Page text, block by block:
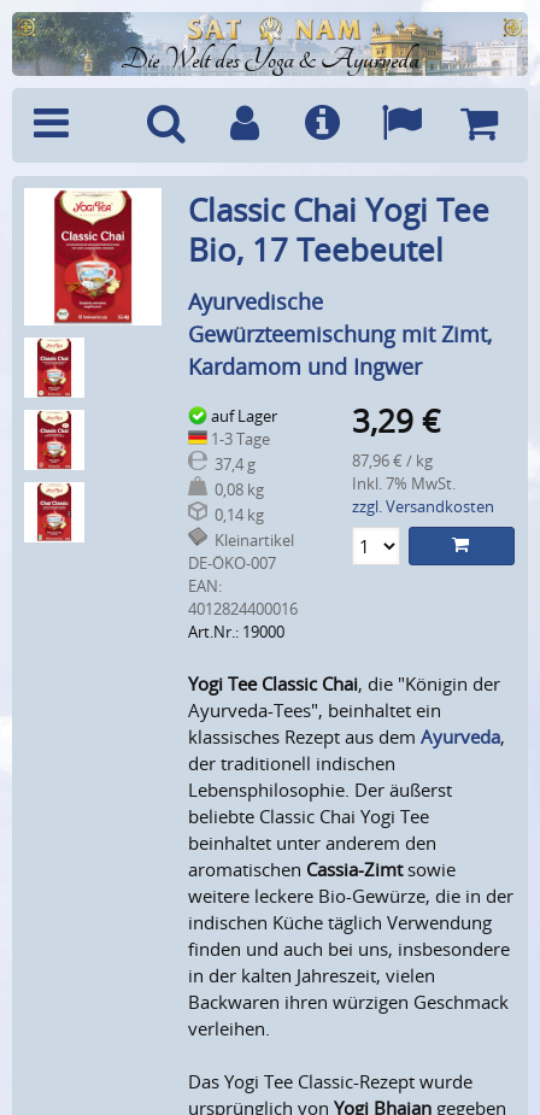
Die Welt des Yoga & Ayurveda
Menü SucheBenutzerkonto
Info Sprachen
Classic Chai Yogi Tee
Bio, 17 Teebeutel
Ayurvedische
Gewürzteemischung mit Zimt,
Kardamom und Ingwer
auf Lager
1-3 Tage
37,4 g
0,08 kg
0,14 kg
Kleinartikel
DE-ÖKO-007
EAN:
4012824400016
Art.Nr.: 19000
3,29 €
87,96 € / kg
Inkl. 7% MwSt.
zzgl. Versandkosten
Yogi Tee Classic Chai, die "Königin der
Ayurveda-Tees", beinhaltet ein
klassisches Rezept aus demAyurveda,
der traditionell indischen
Lebensphilosophie. Der äußerst
beliebte Classic Chai Yogi Tee
beinhaltet unter anderem den
aromatischen Cassia-Zimtsowie
weitere leckere Bio-Gewürze, die in der
indischen Küche täglich Verwendung
finden und auch bei uns, insbesondere
in der kalten Jahreszeit, vielen
Backwaren ihren würzigen Geschmack
verleihen.
Das Yogi Tee Classic-Rezept wurde
ursprünglich vonYogi Bhajan gegeben